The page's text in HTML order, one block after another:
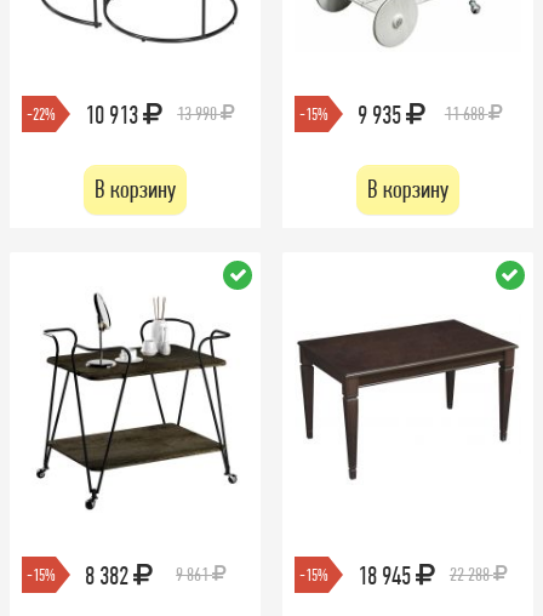
-22% 10 913 13 990
В корзину
-15% 9 935 11 688
В корзину
-15% 8 382 9 861 -15% 18 945 22 288